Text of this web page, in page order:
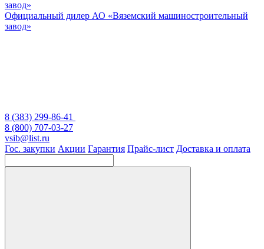
Официальный дилер АО «Вяземский машиностроительный
завод»
8 (383) 299-86-41
8 (800) 707-03-27
vsib@list.ru
Гос. закупки Акции Гарантия Прайс-лист Доставка и оплата